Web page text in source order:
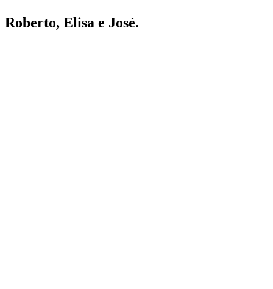
Roberto, Elisa e José.